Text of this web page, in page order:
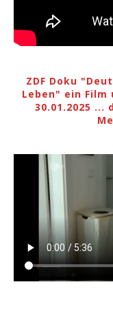
ZDF Doku
Leben" ein Film
30.01.2025 ...